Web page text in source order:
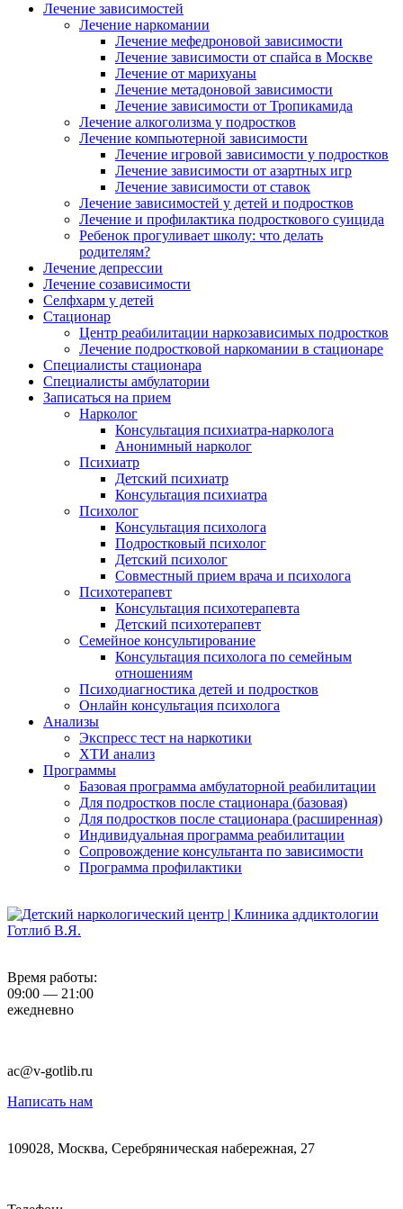
Лечение зависимостей
Лечение наркомании
Лечение мефедроновой зависимости
Лечение зависимости от спайса в Москве
Лечение от марихуаны
Лечение метадоновой зависимости
Лечение зависимости от Тропикамида
Лечение алкоголизма у подростков
Лечение компьютерной зависимости
Лечение игровой зависимости у подростков
Лечение зависимости от азартных игр
Лечение зависимости от ставок
Лечение зависимостей у детей и подростков
Лечение и профилактика подросткового суицида
Ребенок прогуливает школу: что делать
родителям?
Лечение депрессии
Лечение созависимости
Селфхарм у детей
Стационар
Центр реабилитации наркозависимых подростков
Лечение подростковой наркомании в стационаре
Специалисты стационара
Специалисты амбулатории
Записаться на прием
Нарколог
Консультация психиатра-нарколога
Анонимный нарколог
Психиатр
Детский психиатр
Консультация психиатра
Психолог
Консультация психолога
Подростковый психолог
Детский психолог
Совместный прием врача и психолога
Психотерапевт
Консультация психотерапевта
Детский психотерапевт
Семейное консультирование
Консультация психолога по семейным
отношениям
Психодиагностика детей и подростков
Онлайн консультация психолога
Анализы
Экспресс тест на наркотики
ХТИ анализ
Программы
Базовая программа амбулаторной реабилитации
Для подростков после стационара (базовая)
Для подростков после стационара (расширенная)
Индивидуальная программа реабилитации
Сопровождение консультанта по зависимости
Программа профилактики
Время работы:
09:00 — 21:00
ежедневно
ac@v-gotlib.ru
Написать нам
109028, Москва, Серебряническая набережная, 27